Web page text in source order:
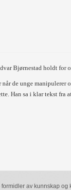
Bjørnestad holdt for
de unge manipulerer
Han sa i klar tekst
formidler av kunnskap